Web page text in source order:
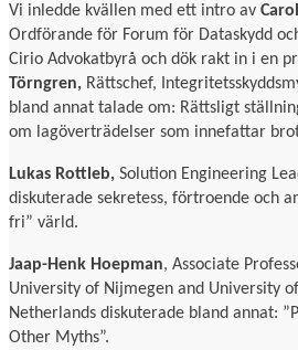
Vi inledde kvällen med ett intro av
Ordförande för Forum för Dataskydd
Cirio Advokatbyrå och dök rakt in i en
Törngren, Rättschef,
bland annat talade om: Rättsligt
om lagöverträdelser som innefattar
Lukas Rottleb, Solution Engineering
diskuterade sekretess, förtroende och
fri” värld.
Jaap-Henk Hoepman, Associate
University of Nijmegen and University
Netherlands diskuterade bland annat:
Other Myths”.